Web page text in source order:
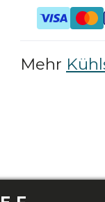
Mehr